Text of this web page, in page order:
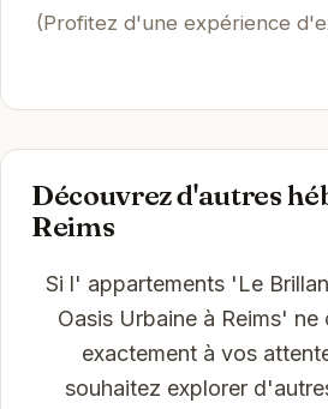
(Profitez d'une expérience
Découvrez d'autres
Reims
Si l' appartements 'Le
Oasis Urbaine à Reims'
exactement à vos
souhaitez explorer